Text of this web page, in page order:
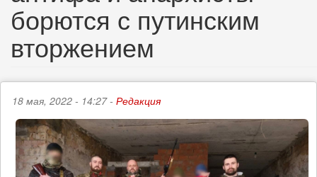
борются с путинским
вторжением
18 мая, 2022 - 14:27 - Редакция